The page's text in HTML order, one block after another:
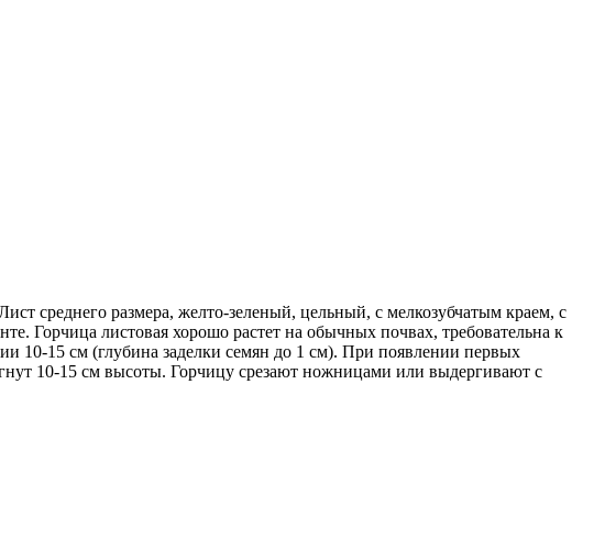
среднего размера, желто-зеленый, цельный, с мелкозубчатым краем, с
Горчица листовая хорошо растет на обычных почвах, требовательна к
10-15 см (глубина заделки семян до 1 см). При появлении первых
10-15 см высоты. Горчицу срезают ножницами или выдергивают с